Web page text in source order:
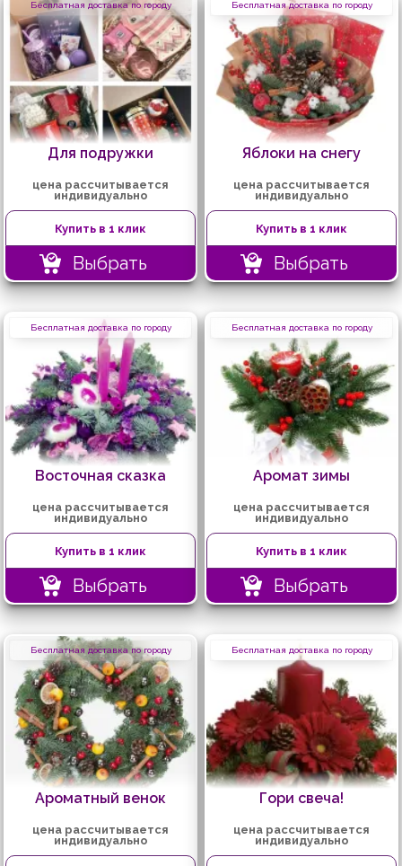
Бесплатная доставка по городу
Для подружки
цена рассчитывается
индивидуально
Купить в 1 клик
Выбрать
Бесплатная доставка по городу
Яблоки на снегу
цена рассчитывается
индивидуально
Купить в 1 клик
Выбрать
Бесплатная доставка по городу
Восточная сказка
цена рассчитывается
индивидуально
Купить в 1 клик
Выбрать
Бесплатная доставка по городу
Аромат зимы
цена рассчитывается
индивидуально
Купить в 1 клик
Выбрать
Бесплатная доставка по городу
Ароматный венок
цена рассчитывается
индивидуально
Бесплатная доставка по городу
Гори свеча!
цена рассчитывается
индивидуально